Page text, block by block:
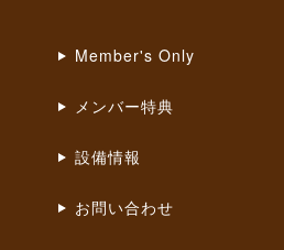
Member's Only
メンバー特典
設備情報
お問い合わせ